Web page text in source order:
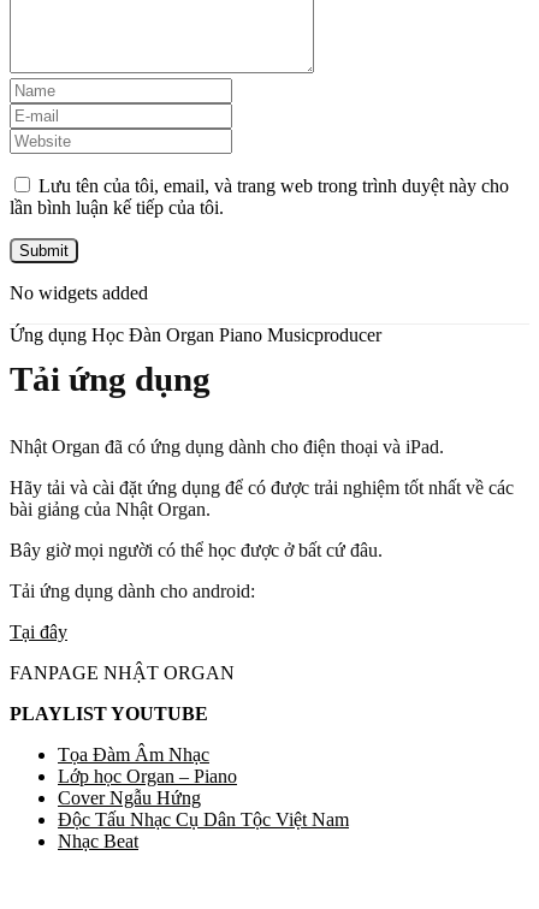
Lưu tên của tôi, email, và trang web trong trình duyệt này cho
lần bình luận kế tiếp của tôi.
No widgets added
Ứng dụng Học Đàn Organ Piano Musicproducer
Tải ứng dụng
Nhật Organ đã có ứng dụng dành cho điện thoại và iPad.
Hãy tải và cài đặt ứng dụng để có được trải nghiệm tốt nhất về các
bài giảng của Nhật Organ.
Bây giờ mọi người có thể học được ở bất cứ đâu.
Tải ứng dụng dành cho android:
Tại đây
FANPAGE NHẬT ORGAN
PLAYLIST YOUTUBE
Tọa Đàm Âm Nhạc
Lớp học Organ – Piano
Cover Ngẫu Hứng
Độc Tấu Nhạc Cụ Dân Tộc Việt Nam
Nhạc Beat